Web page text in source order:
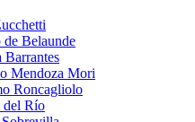
Belaunde
Barrantes
Mendoza Mori
Roncagliolo
del Río